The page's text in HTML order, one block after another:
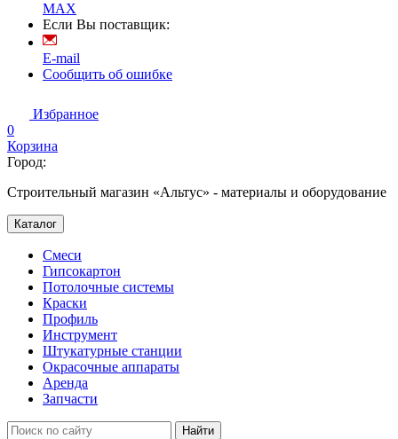
MAX
Если Вы поставщик:
E-mail
Сообщить об ошибке
Избранное
0
Корзина
Город:
Строительный магазин «Альтус» - материалы и оборудование
Каталог
Смеси
Гипсокартон
Потолочные системы
Краски
Профиль
Инструмент
Штукатурные станции
Окрасочные аппараты
Аренда
Запчасти
Найти